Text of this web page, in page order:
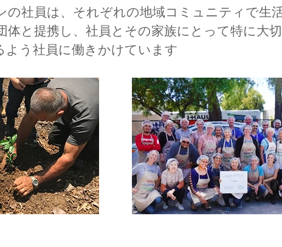
の社員は、それぞれの地域コミュニティで生
と提携し、社員とその家族にとって特に大
う社員に働きかけています